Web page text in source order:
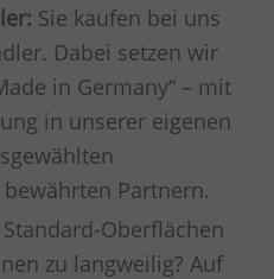
Sie kaufen bei uns
Dabei setzen wir
in Germany“ – mit
in unserer eigenen
Partnern.
Standard-Oberflächen
zu langweilig? Auf